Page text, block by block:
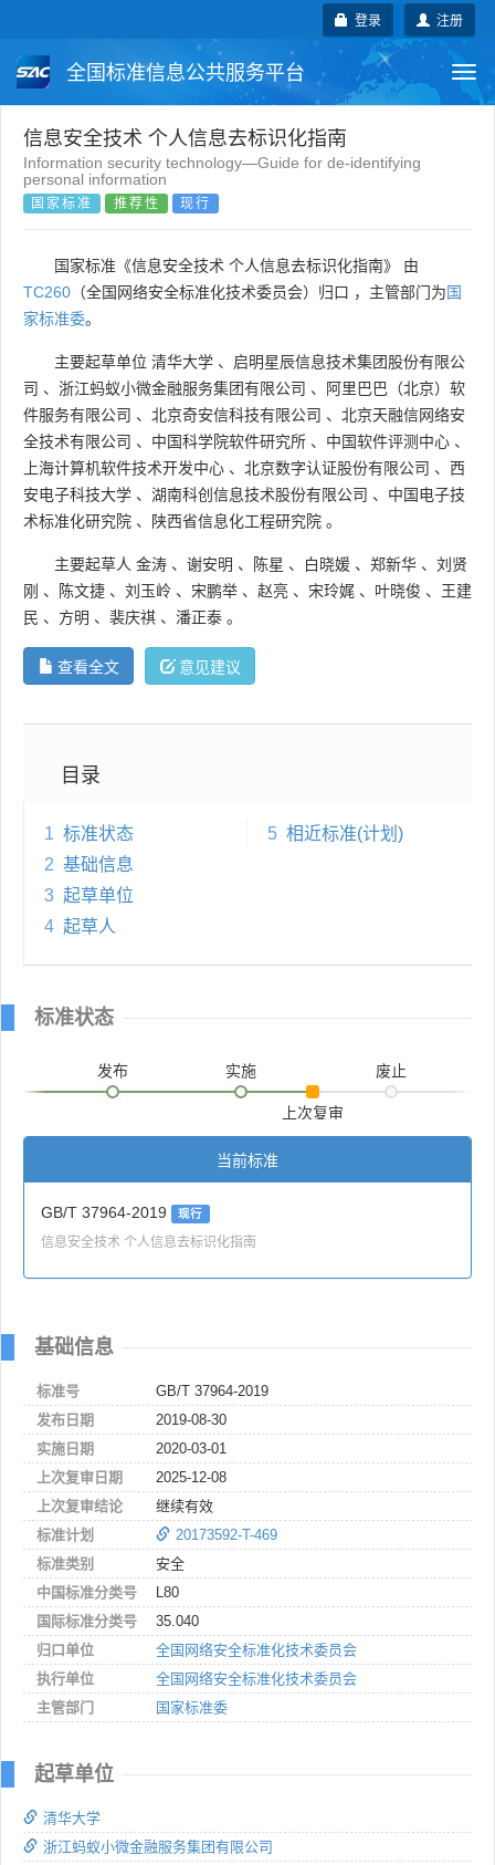
注册
登录
全国标准信息公共服务平台
国家标准 行业标准
团体标准
信息安全技术 个人信息去标识化指南
Information security technology—Guide for de-identifying
personal information
国家标准 推荐性 现行
国家标准《信息安全技术 个人信息去标识化指南》 由
TC260 （全国网络安全标准化技术委员会）归口 ，主管部门为国
家标准委。
主要起草单位 清华大学 、 启明星辰信息技术集团股份有限公
司 、 浙江蚂蚁小微金融服务集团有限公司 、
阿里巴巴（北京）软
件服务有限公司 、 北京奇安信科技有限公司 、 北京天融信网络安
全技术有限公司 、 中国科学院软件研究所 、 中国软件评测中心 、
上海计算机软件技术开发中心 、 北京数字认证股份有限公司 、 西
安电子科技大学 、 湖南科创信息技术股份有限公司 、 中国电子技
术标准化研究院 、 陕西省信息化工程研究院 。
主要起草人 金涛 、 谢安明 、 陈星 、 白晓媛 、 郑新华 、 刘贤
刚 、 陈文捷 、 刘玉岭 、 宋鹏举 、 赵亮 、 宋玲娓 、 叶晓俊 、 王建
民 、 方明 、 裴庆祺 、 潘正泰 。
查看全文 意见建议
目录
1 标准状态
2 基础信息
3 起草单位
4 起草人
5 相近标准(计划)
标准状态
发布 实施
上次复审
废止
当前标准
GB/T 37964-2019 现行
信息安全技术 个人信息去标识化指南
基础信息
标准号
GB/T 37964-2019
发布日期
2019-08-30
实施日期
2020-03-01
上次复审日期
2025-12-08
上次复审结论
继续有效
标准计划
20173592-T-469
标准类别
安全
中国标准分类号
L80
国际标准分类号
35.040
归口单位
全国网络安全标准化技术委员会
执行单位
全国网络安全标准化技术委员会
主管部门
国家标准委
起草单位
清华大学
浙江蚂蚁小微金融服务集团有限公司